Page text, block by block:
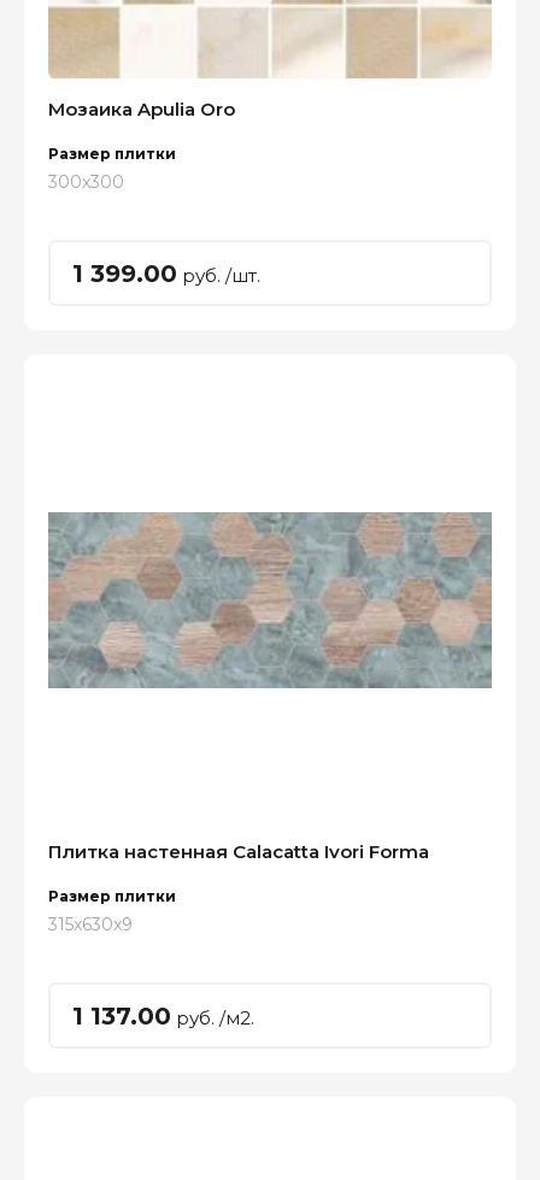
Мозаика Apulia Oro
Размер плитки
300x300
1 399.00 руб. /шт.
Плитка настенная Calacatta Ivori Forma
Размер плитки
315x630x9
1 137.00 руб. /м2.